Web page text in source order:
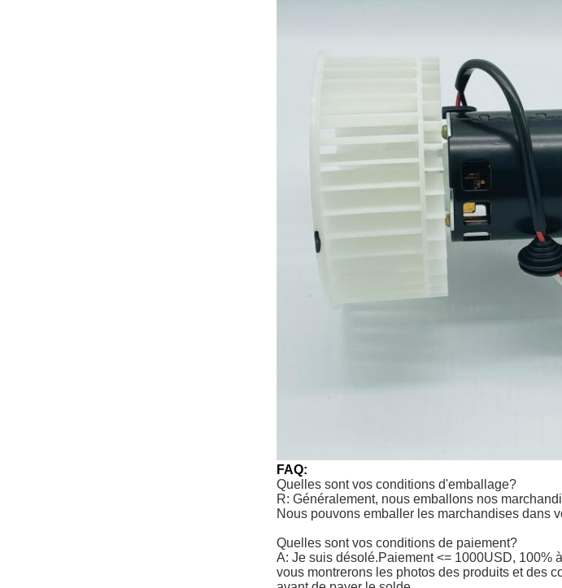
FAQ:
Quelles sont vos conditions d'emballage?
R: Généralement, nous emballons nos
Nous pouvons emballer les marchandises dans
Quelles sont vos conditions de paiement?
A: Je suis désolé.Paiement <= 1000USD, 100%
vous montrerons les photos des produits et des